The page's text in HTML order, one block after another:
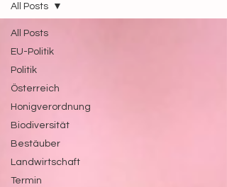
All Posts
EU-Politik
Politik
Österreich
Honigverordnung
Biodiversität
Bestäuber
Landwirtschaft
Termin
All Posts